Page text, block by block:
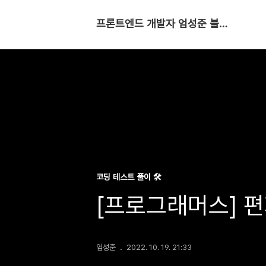
프론트엔드 개발자 엄성준 블로그
코딩 테스트 풀이 🛠
[프로그래머스]
엄성준 2022. 10. 19. 21:33